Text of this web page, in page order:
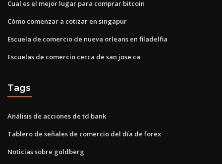
Cual es el mejor lugar para comprar bitcoin
Cómo comenzar a cotizar en singapur
Escuela de comercio de nueva orleans en filadelfia
Escuelas de comercio cerca de san jose ca
Tags
Análisis de acciones de td bank
Tablero de señales de comercio del día de forex
Noticias sobre goldberg